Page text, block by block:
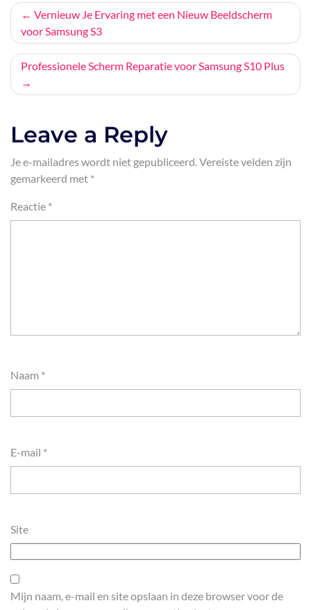
Bericht
navigatie
Vernieuw Je Ervaring met een Nieuw Beeldscherm
voor Samsung S3
Professionele Scherm Reparatie voor Samsung S10 Plus
Leave a Reply
Je e-mailadres wordt niet gepubliceerd.Vereiste velden zijn
gemarkeerd met *
Reactie *
Naam *
E-mail *
Site
Mijn naam, e-mail en site opslaan in deze browser voor de